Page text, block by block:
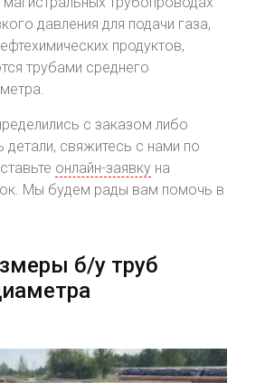
давления для подачи газа,
продуктов,
трубами среднего
с заказом либо
детали, свяжитесь с нами по
онлайн-заявкуна
Мы будем рады вам помочь в
б/у труб